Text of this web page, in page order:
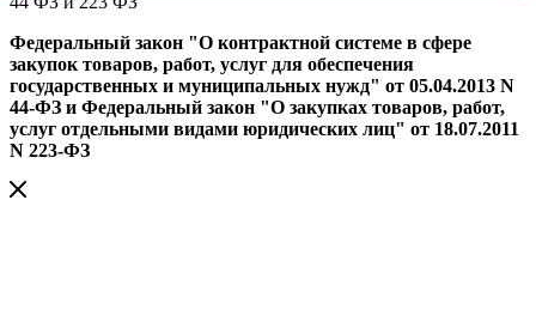
Федеральный закон "О контрактной системе в сфере
закупок товаров, работ, услуг для обеспечения
государственных и муниципальных нужд" от 05.04.2013 N
44-ФЗ и Федеральный закон "О закупках товаров, работ,
услуг отдельными видами юридических лиц" от 18.07.2011
N 223-ФЗ